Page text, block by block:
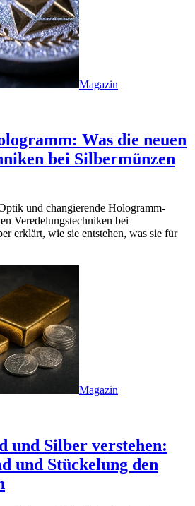
Magazin
Was die neuen
bei Silbermünzen
und changierende Hologramm-
Veredelungstechniken bei
erklärt, wie sie entstehen, was sie für
Magazin
und Silber verstehen:
und Stückelung den